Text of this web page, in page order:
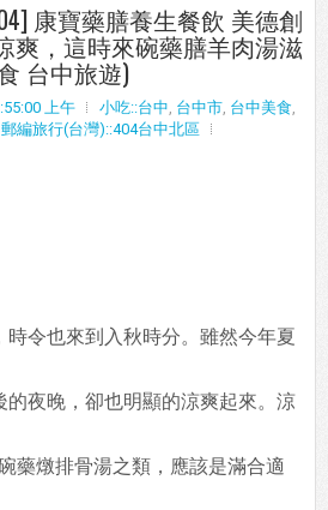
康寶藥膳養生餐飲 美德創
爽，這時來碗藥膳羊肉湯滋
台中旅遊)
上午 小吃::台中, 台中市, 台中美食,
郵編旅行(台灣)::404台中北區
時令也來到入秋時分。雖然今年夏
的夜晚，卻也明顯的涼爽起來。涼
藥燉排骨湯之類，應該是滿合適